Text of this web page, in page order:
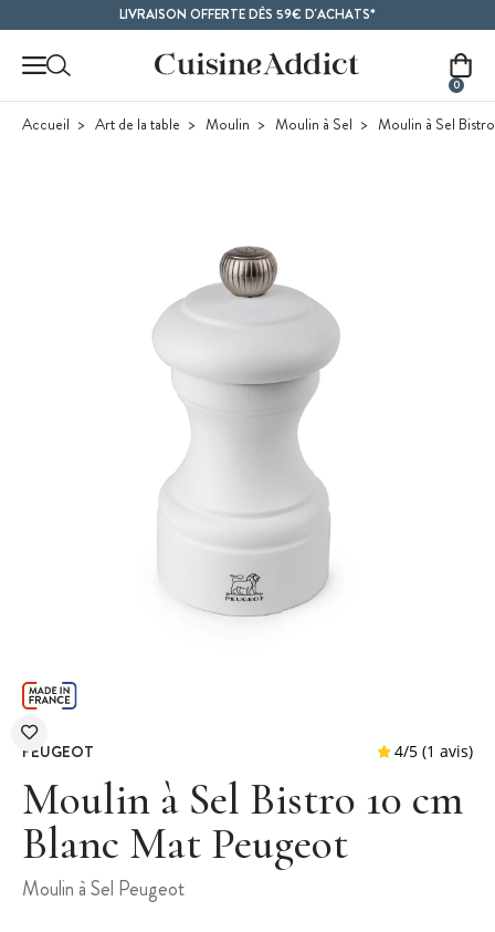
LIVRAISON OFFERTE DÈS 59€ D'ACHATS*
0
Accueil Art de la table Moulin Moulin à Sel Moulin à Sel
PEUGEOT
Moulin à Sel Bistro 10 cm
Blanc Mat Peugeot
Moulin à Sel Peugeot